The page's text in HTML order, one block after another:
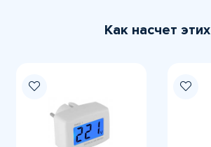
Как насчет этих